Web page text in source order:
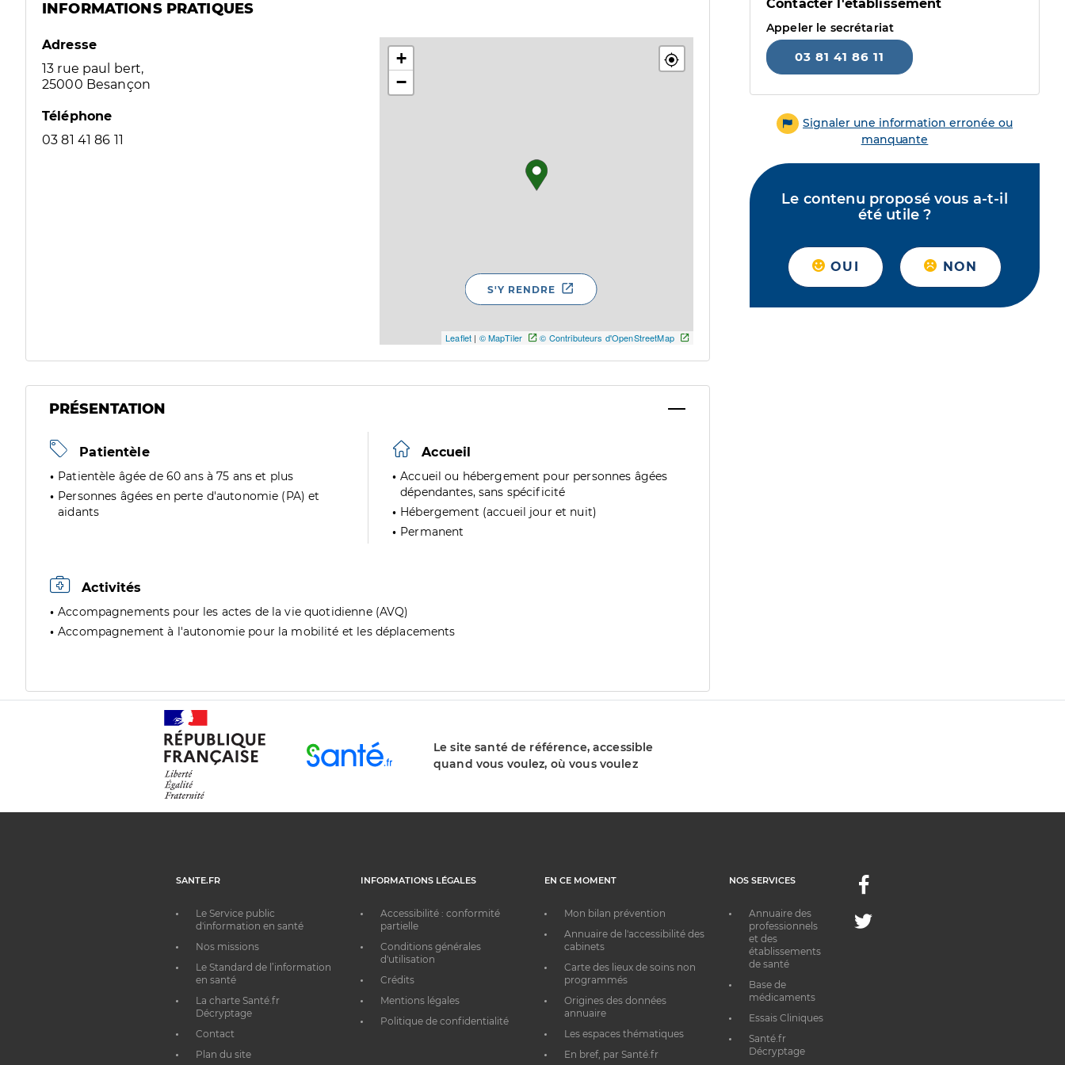
INFORMATIONS PRATIQUES
Adresse
13 rue paul bert,
25000 Besançon
Téléphone
03 81 41 86 11
+
−
Leaflet | © MapTiler © Contributeurs d'OpenStreetMap
S'Y RENDRE
PRÉSENTATION
Patientèle
Patientèle âgée de 60 ans à 75 ans et plus
Personnes âgées en perte d'autonomie (PA) et
aidants
Accueil
Accueil ou hébergement pour personnes âgées
dépendantes, sans spécificité
Hébergement (accueil jour et nuit)
Permanent
Activités
Accompagnements pour les actes de la vie quotidienne (AVQ)
Accompagnement à l'autonomie pour la mobilité et les déplacements
Contacter l'établissement
Appeler le secrétariat
03 81 41 86 11
Signaler une information erronée ou
manquante
Le contenu proposé vous a-t-il
été utile ?
OUI NON
Le site santé de référence, accessible
quand vous voulez, où vous voulez
SANTE.FR
Le Service public
d'information en santé
Nos missions
Le Standard de l’information
en santé
La charte Santé.fr
Décryptage
Contact
Plan du site
INFORMATIONS LÉGALES
Accessibilité : conformité
partielle
Conditions générales
d'utilisation
Crédits
Mentions légales
Politique de confidentialité
EN CE MOMENT
Mon bilan prévention
Annuaire de l'accessibilité des
cabinets
Carte des lieux de soins non
programmés
Origines des données
annuaire
Les espaces thématiques
En bref, par Santé.fr
NOS SERVICES
Annuaire des
professionnels
et des
établissements
de santé
Base de
médicaments
Essais Cliniques
Santé.fr
Décryptage
Facebook
Twitter